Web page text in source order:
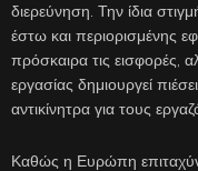
διερεύνηση. Την ίδια
έστω και περιορισμένης
πρόσκαιρα τις εισφορές,
εργασίας δημιουργεί
αντικίνητρα για τους
Καθώς η Ευρώπη